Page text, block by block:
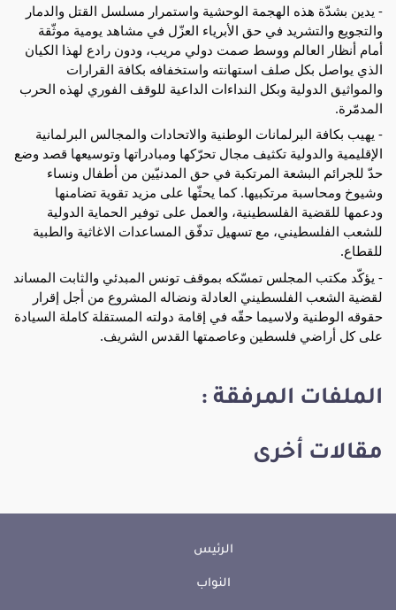
- يدين بشدّة هذه الهجمة الوحشية واستمرار مسلسل القتل والدمار
والتجويع والتشريد في حق الأبرياء العزّل في مشاهد يومية موثّقة
أمام أنظار العالم ووسط صمت دولي مريب، ودون رادع لهذا الكيان
الذي يواصل بكل صلف استهانته واستخفافه بكافة القرارات
والمواثيق الدولية وبكل النداءات الداعية للوقف الفوري لهذه الحرب
المدمّرة.
- يهيب بكافة البرلمانات الوطنية والاتحادات والمجالس البرلمانية
الإقليمية والدولية تكثيف مجال تحرّكها ومبادراتها وتوسيعها قصد وضع
حدّ للجرائم البشعة المرتكبة في حق المدنيّين من أطفال ونساء
وشيوخ ومحاسبة مرتكبيها. كما يحثّها على مزيد تقوية تضامنها
ودعمها للقضية الفلسطينية، والعمل على توفير الحماية الدولية
للشعب الفلسطيني، مع تسهيل تدفّق المساعدات الاغاثية والطبية
للقطاع.
- يؤكّد مكتب المجلس تمسّكه بموقف تونس المبدئي والثابت المساند
لقضية الشعب الفلسطيني العادلة ونضاله المشروع من أجل إقرار
حقوقه الوطنية ولاسيما حقّه في إقامة دولته المستقلة كاملة السيادة
على كل أراضي فلسطين وعاصمتها القدس الشريف.
الملفات المرفقة :
مقالات أخرى
الرئيس
النواب